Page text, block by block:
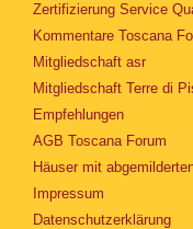
Zertifizierung Service
Kommentare Toscana
Mitgliedschaft asr
Mitgliedschaft Terre di
Empfehlungen
AGB Toscana Forum
Häuser mit
Impressum
Datenschutzerklärung